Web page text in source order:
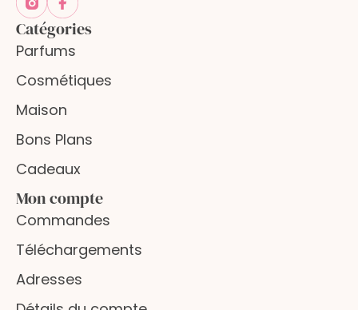
Catégories
Parfums
Cosmétiques
Maison
Bons Plans
Cadeaux
Mon compte
Commandes
Téléchargements
Adresses